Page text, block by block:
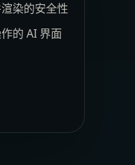
染的安全性
的 AI 界面